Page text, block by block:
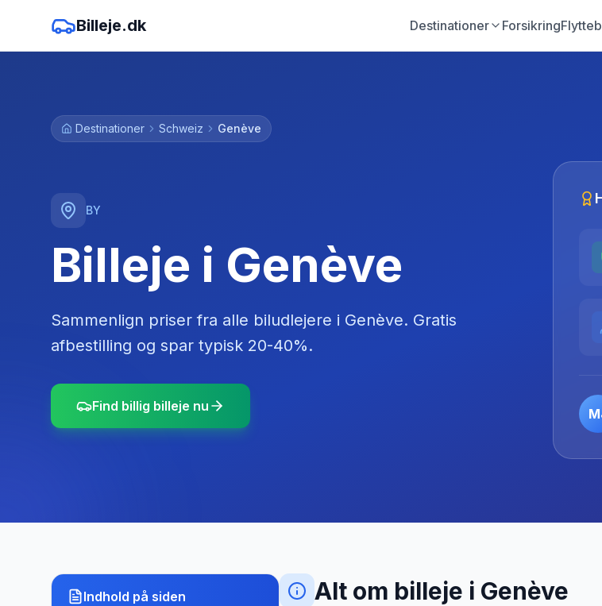
Billeje.dk Destinationer Forsikring
Destinationer Schweiz Genève
BY
Billeje i Genève
Sammenlign priser fra alle biludlejere i Genève. Gratis
afbestilling og spar typisk 20-40%.
Find billig billeje nu
Indhold på siden Alt om billeje i Genève